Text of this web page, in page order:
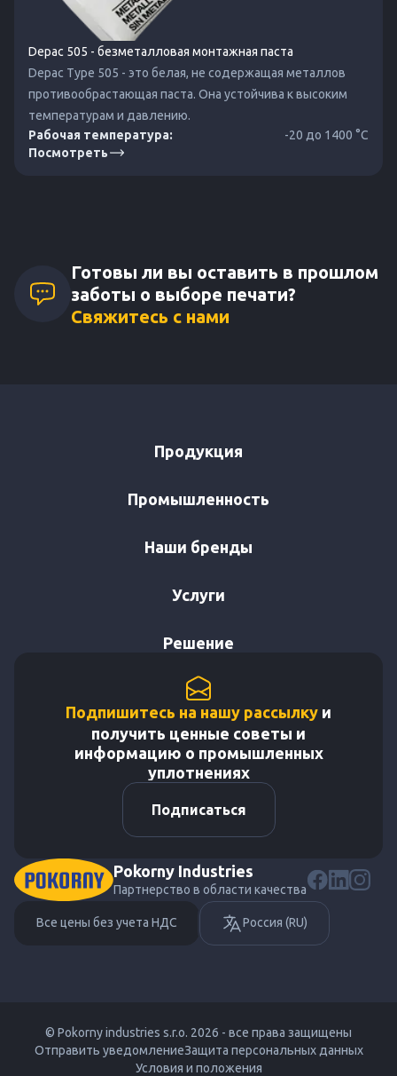
Depac 505 - безметалловая монтажная паста
Depac Type 505 - это белая, не содержащая металлов
противообрастающая паста. Она устойчива к высоким
температурам и давлению.
Рабочая температура:
-20 до 1400 °C
Посмотреть
Готовы ли вы оставить в прошлом
заботы о выборе печати?
Свяжитесь с нами
Продукция
Промышленность
Наши бренды
Услуги
Решение
Подпишитесь на нашу рассылку и
получить ценные советы и
информацию о промышленных
уплотнениях
Подписаться
Pokorny Industries
Партнерство в области качества
Все цены без учета НДС Россия (RU)
© Pokorny industries s.r.o. 2026 - все права защищены
Отправить уведомлениеЗащита персональных данных
Условия и положения